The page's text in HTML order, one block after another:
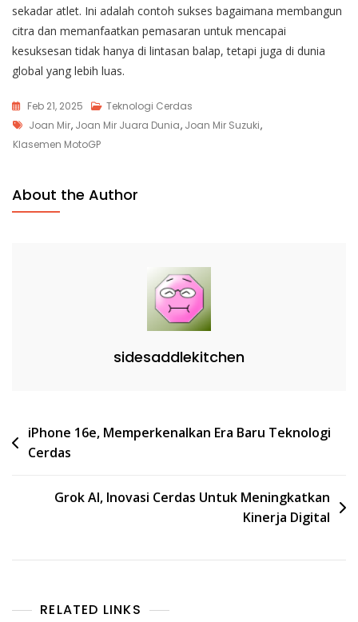
sekadar atlet. Ini adalah contoh sukses bagaimana membangun
citra dan memanfaatkan pemasaran untuk mencapai
kesuksesan tidak hanya di lintasan balap, tetapi juga di dunia
global yang lebih luas.
Feb 21, 2025
Teknologi Cerdas
Tags
Joan Mir, Joan Mir Juara Dunia, Joan Mir Suzuki,
Klasemen MotoGP
About the Author
sidesaddlekitchen
Post
navigation
iPhone 16e, Memperkenalkan Era Baru Teknologi
Cerdas
Grok AI, Inovasi Cerdas Untuk Meningkatkan
Kinerja Digital
RELATED LINKS